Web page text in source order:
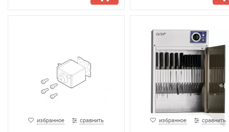
избранное сравнить избранное сравнить